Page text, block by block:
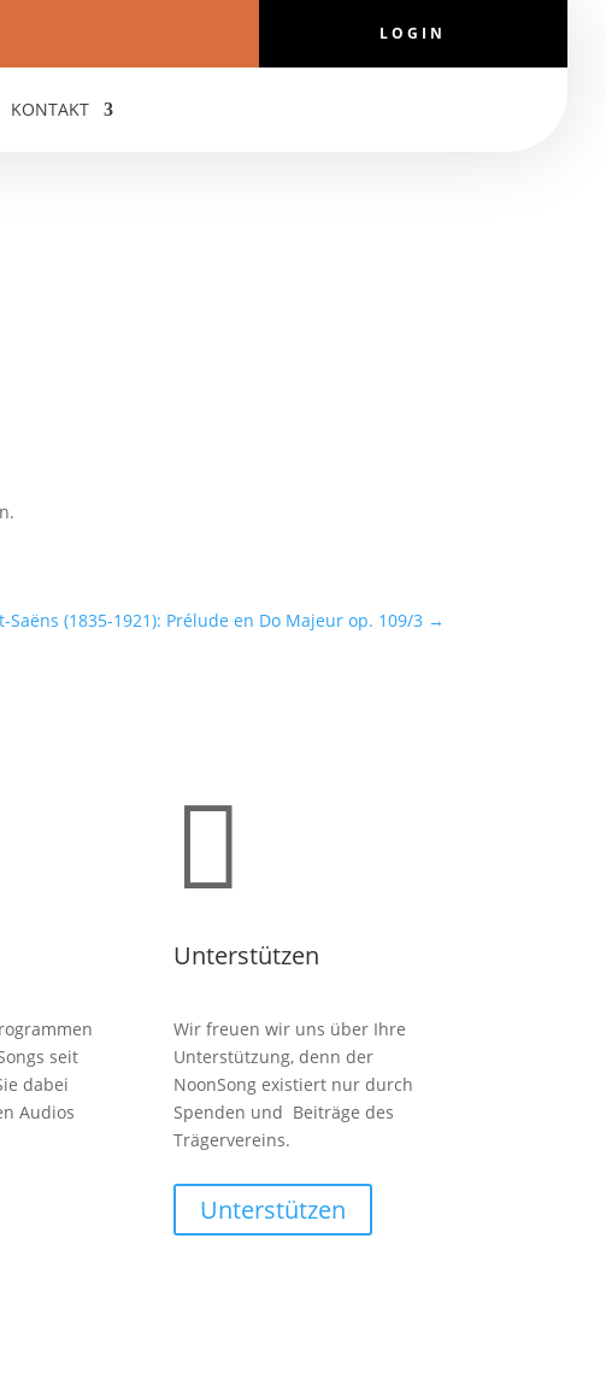
LOGIN
KONTAKT
Saëns (1835-1921): Prélude en Do Majeur op. 109/3→
seit
dabei
Audios

Unterstützen
Wir freuen wir uns über Ihre
Unterstützung, denn der
NoonSong existiert nur durch
Spenden und Beiträge des
Trägervereins.
Unterstützen